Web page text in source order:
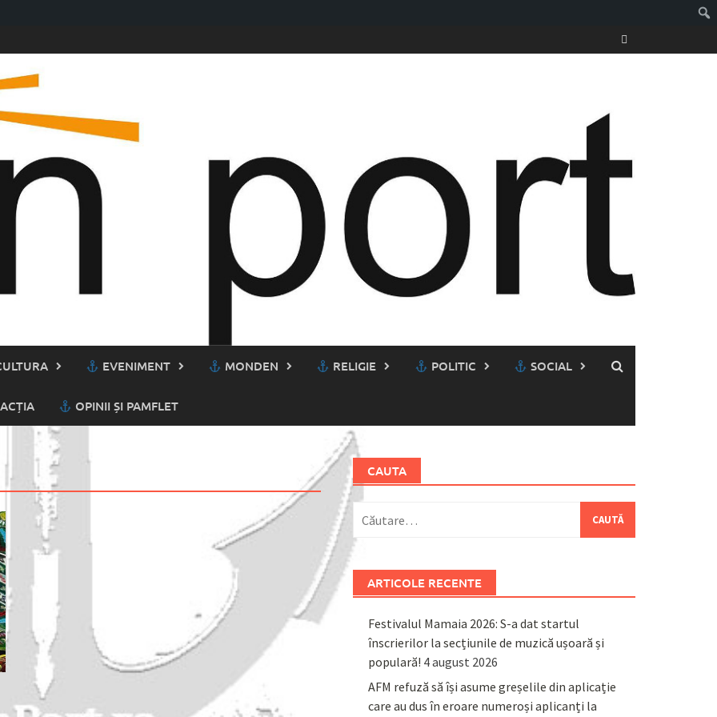
EVENIMENT MONDEN RELIGIE POLITIC SOCIAL
OPINII ȘI PAMFLET
CAUTA
după:
ARTICOLE RECENTE
Festivalul Mamaia 2026: S-a dat startul
înscrierilor la secțiunile de muzică ușoară și
populară! 4 august 2026
AFM refuză să își asume greșelile din aplicație
care au dus în eroare numeroși aplicanți la